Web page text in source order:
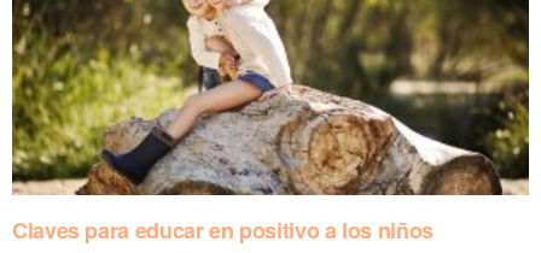
Claves para educar en positivo a los niños